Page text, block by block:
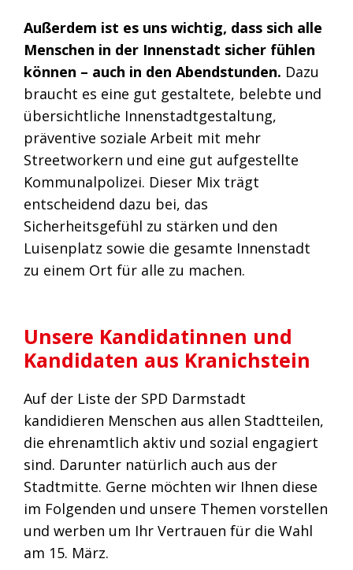
Außerdem ist es uns wichtig, dass sich alle
Menschen in der Innenstadt sicher fühlen
können – auch in den Abendstunden. Dazu
braucht es eine gut gestaltete, belebte und
übersichtliche Innenstadtgestaltung,
präventive soziale Arbeit mit mehr
Streetworkern und eine gut aufgestellte
Kommunalpolizei. Dieser Mix trägt
entscheidend dazu bei, das
Sicherheitsgefühl zu stärken und den
Luisenplatz sowie die gesamte Innenstadt
zu einem Ort für alle zu machen.
Unsere Kandidatinnen und
Kandidaten aus Kranichstein
Auf der Liste der SPD Darmstadt
kandidieren Menschen aus allen Stadtteilen,
die ehrenamtlich aktiv und sozial engagiert
sind. Darunter natürlich auch aus der
Stadtmitte. Gerne möchten wir Ihnen diese
im Folgenden und unsere Themen vorstellen
und werben um Ihr Vertrauen für die Wahl
am 15. März.